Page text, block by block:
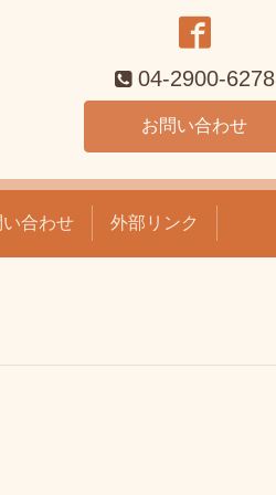
04-2900-6278
お問い合わせ
い合わせ 外部リンク